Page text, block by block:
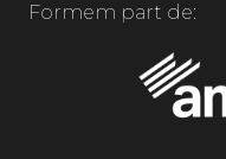
Formem part de: